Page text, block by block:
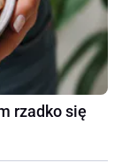
rzadko się